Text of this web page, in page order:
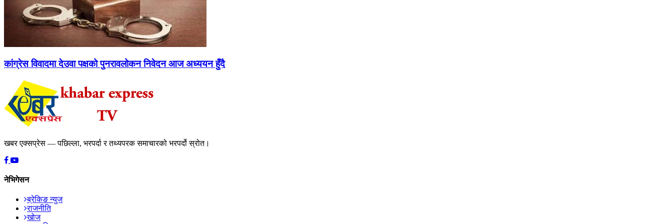
कांग्रेस विवादमा देउवा पक्षको पुनरावलोकन निवेदन आज अध्ययन हुँदै
खबर एक्सप्रेस — पछिल्ला, भरपर्दा र तथ्यपरक समाचारको भरपर्दो स्रोत।
नेभिगेसन
ब्रेकिङ न्युज
राजनीति
खोज